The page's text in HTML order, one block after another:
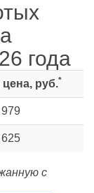
года
руб.*
625
с